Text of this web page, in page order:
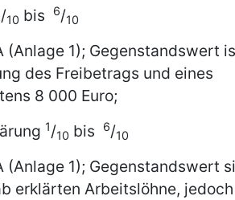
/10 bis 6/10
(Anlage 1); Gegenstandswert
des Freibetrags und eines
8 000 Euro;
1/10 bis 6/10
1); Gegenstandswert
erklärten Arbeitslöhne, jedoch